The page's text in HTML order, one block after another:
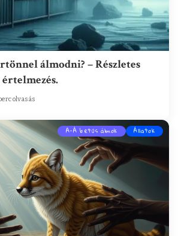
álmodni? – Részletes
olvasás
A-Á betűs álmok Állatok